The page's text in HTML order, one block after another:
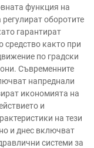
функция на
оборотите
гарантират
средство както при
по градски
Съвременните
напреднали
икономията на
и
на тези
и днес включват
системи за